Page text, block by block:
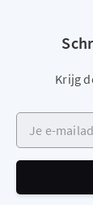
Krijg
Je e-mailadres